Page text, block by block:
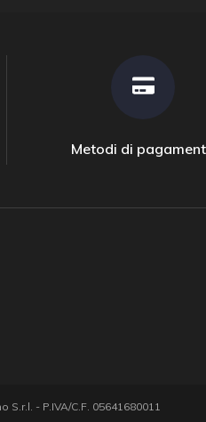
Metodi di
- P.IVA/C.F. 05641680011